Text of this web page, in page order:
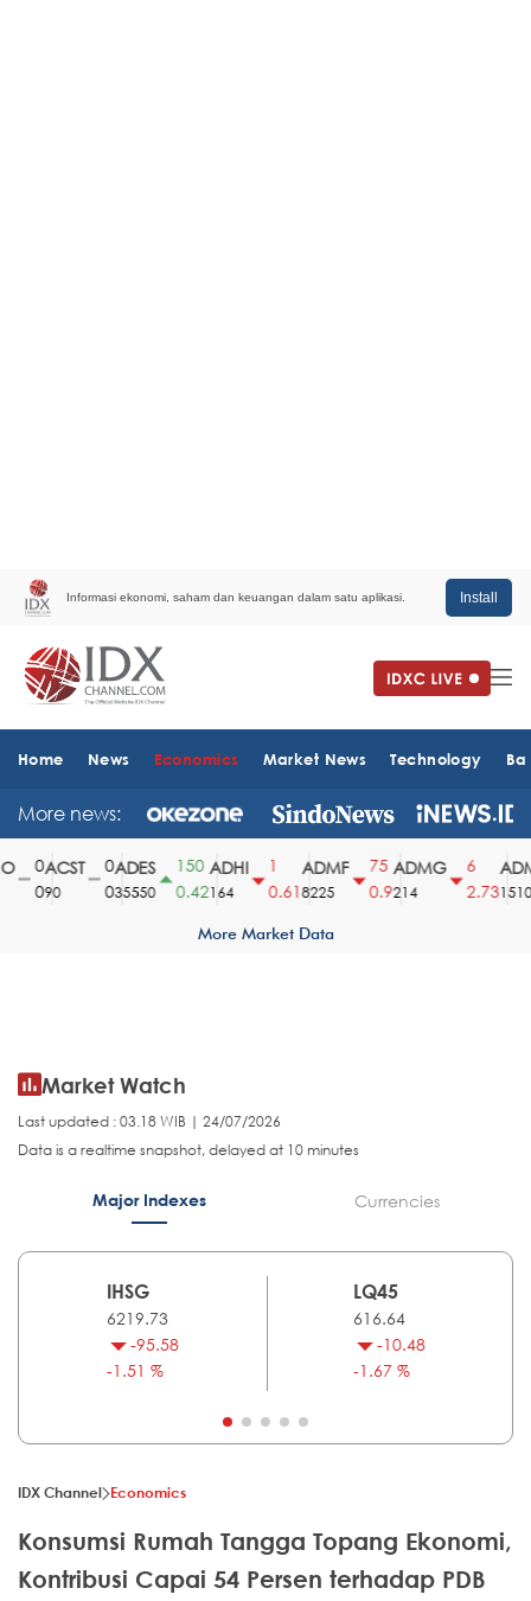
Informasi ekonomi, saham dan keuangan dalam satu aplikasi. Install
Home News Economics Market News Technology
More news:
ACST
90
ADES
35550
150
0.42
ADHI
164
0.61
ADMF
8225
75
0.9
ADMG
214
2.731510
More Market Data
Market Watch
Last updated : 03.18 WIB | 24/07/2026
Data is a realtime snapshot, delayed at 10 minutes
Major Indexes Currencies
IHSG
6219.73
-95.58
-1.51 %
LQ45
616.64
-10.48
-1.67 %
IDX Channel Economics
Konsumsi Rumah Tangga Topang Ekonomi,
Kontribusi Capai 54 Persen terhadap PDB